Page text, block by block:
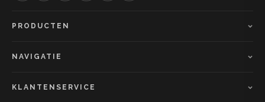
PRODUCTEN
NAVIGATIE
KLANTENSERVICE